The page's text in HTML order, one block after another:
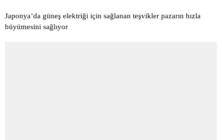
Japonya’da güneş elektriği için sağlanan teşvikler pazarın hızla
büyümesini sağlıyor